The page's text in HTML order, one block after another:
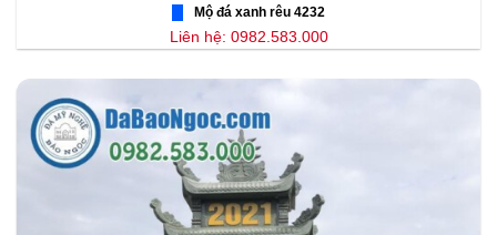
Mộ đá xanh rêu 4232
Liên hệ: 0982.583.000